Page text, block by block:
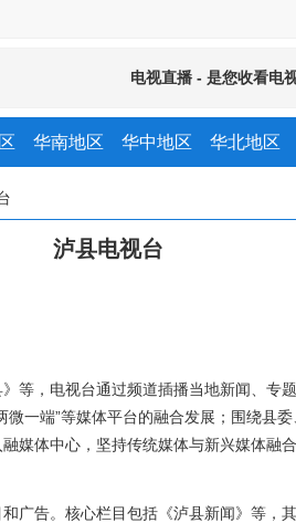
电视直播 - 是您收看电
华南地区 华中地区 华北地区
泸县电视台
等，电视台通过频道插播当地新闻、专
一端”等媒体平台的融合发展；围绕县
媒体中心，坚持传统媒体与新兴媒体融
广告。核心栏目包括《泸县新闻》等，